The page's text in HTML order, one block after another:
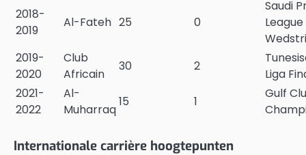
2018-
2019
Al-Fateh 25 0
Saudi
League
2019-
2020
Club
Africain
30 2
Liga
2021-
2022
Al-
Muharraq
15 1
Gulf
Internationale carrière hoogtepunten